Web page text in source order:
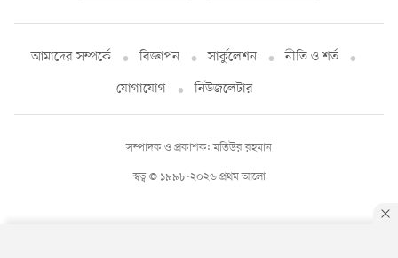
আমাদের সম্পর্কে বিজ্ঞাপন সার্কুলেশন
নীতি ও শর্ত
যোগাযোগ
নিউজলেটার
স্বত্ব © ১৯৯৮-২০২৬ প্রথম আলো
সম্পাদক ও প্রকাশক: মতিউর রহমান